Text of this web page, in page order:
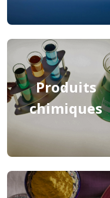
Produits
chimiques